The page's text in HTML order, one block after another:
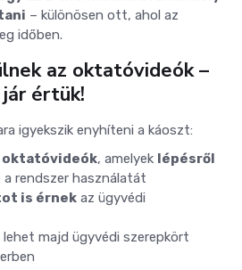
– különösen ott, ahol az
időben.
az oktatóvideók –
értük!
igyekszik enyhíteni a káoszt:
oktatóvideók, amelyek lépésről
rendszer használatát
is érnek az ügyvédi
majd ügyvédi szerepkört